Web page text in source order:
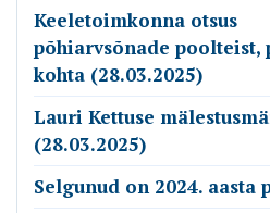
Keeletoimkonna otsus
põhiarvsõnade poolteist,
kohta (28.03.2025)
Lauri Kettuse
(28.03.2025)
Selgunud on 2024.